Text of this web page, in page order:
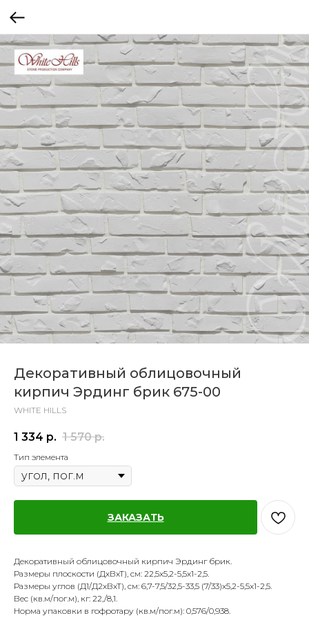
Декоративный облицовочный
кирпич Эрдинг брик 675-00
WHITE HILLS
1 334 р. 1 570 р.
Тип элемента
ЗАКАЗАТЬ
Декоративный облицовочный кирпич Эрдинг брик.
Размеры плоскости (ДхВхТ), см: 22,5х5,2-5,5х1-2,5.
Размеры углов (Д1/Д2хВхТ), см: 6,7-7,5/32,5-33,5 (7/33)х5,2-5,5х1-2,5.
Вес (кв.м/пог.м), кг: 22,/8,1.
Норма упаковки в гофротару (кв.м/пог.м): 0,576/0,938.